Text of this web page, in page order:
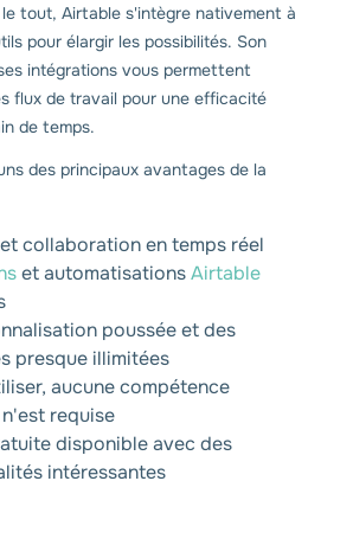
tout, Airtable s'intègre nativement à
pour élargir les possibilités. Son
intégrations vous permettent
flux de travail pour une efficacité
de temps.
des principaux avantages de la
collaboration en temps réel
et automatisationsAirtable
poussée et des
presque illimitées
aucune compétence
requise
disponible avec des
intéressantes